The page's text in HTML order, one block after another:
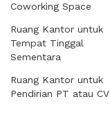
Coworking Space
Ruang Kantor untuk
Tempat Tinggal
Sementara
Ruang Kantor untuk
Pendirian PT atau CV